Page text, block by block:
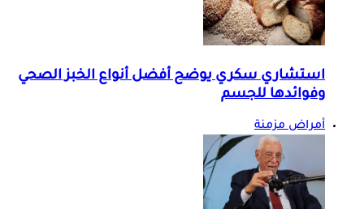
استشاري سكري يوضح أفضل أنواع الخبز الصحي
وفوائدها للجسم
أمراض مزمنة